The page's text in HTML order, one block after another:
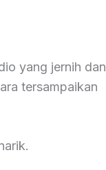
yang jernih dan
tersampaikan